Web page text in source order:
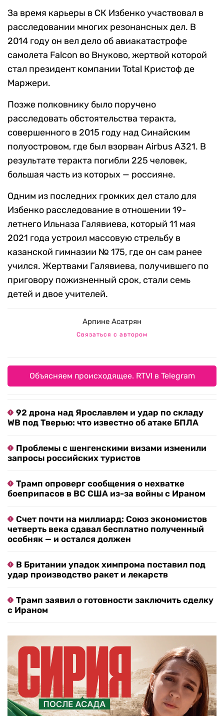
За время карьеры в СК Избенко участвовал в
расследовании многих резонансных дел. В
2014 году он вел дело об авиакатастрофе
самолета Falcon во Внуково, жертвой которой
стал президент компании Total Кристоф де
Маржери.
Позже полковнику было поручено
расследовать обстоятельства теракта,
совершенного в 2015 году над Синайским
полуостровом, где был взорван Airbus А321. В
результате теракта погибли 225 человек,
большая часть из которых — россияне.
Одним из последних громких дел стало для
Избенко расследование в отношении 19-
летнего Ильназа Галявиева, который 11 мая
2021 года устроил массовую стрельбу в
казанской гимназии № 175, где он сам ранее
учился. Жертвами Галявиева, получившего по
приговору пожизненный срок, стали семь
детей и двое учителей.
Арпине Асатрян
Связаться с автором
Объясняем происходящее. RTVI в Telegram
92 дрона над Ярославлем и удар по складу
WB под Тверью: что известно об атаке БПЛА
Проблемы с шенгенскими визами изменили
запросы российских туристов
Трамп опроверг сообщения о нехватке
боеприпасов в ВС США из-за войны с Ираном
Счет почти на миллиард: Союз экономистов
четверть века сдавал бесплатно полученный
особняк — и остался должен
В Британии упадок химпрома поставил под
удар производство ракет и лекарств
Трамп заявил о готовности заключить сделку
с Ираном